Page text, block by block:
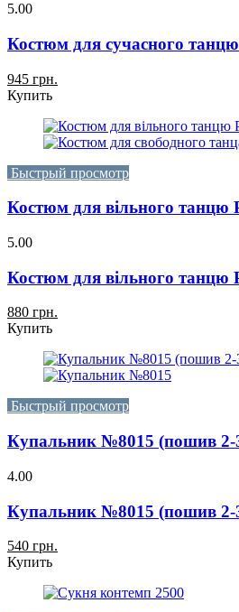
5.00
Костюм для сучасного танцю
945 грн.
Купить
Быстрый просмотр
Костюм для вільного танцю
5.00
Костюм для вільного танцю
880 грн.
Купить
Быстрый просмотр
Купальник №8015 (пошив 2-
4.00
Купальник №8015 (пошив 2-
540 грн.
Купить